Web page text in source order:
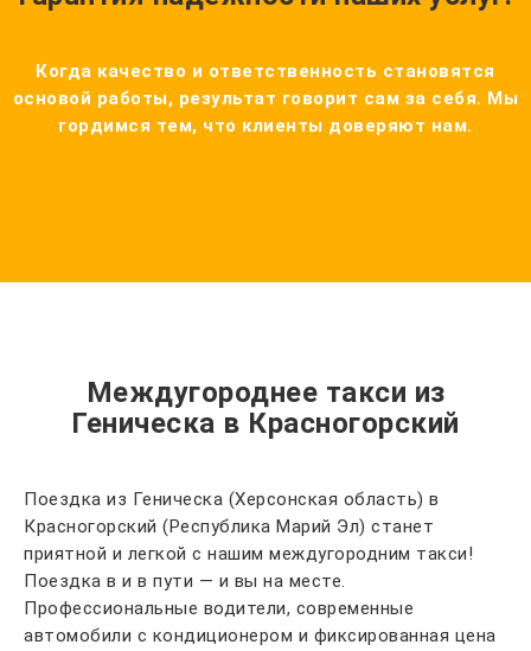
Когда качество и ответственность становятся
основой работы, результат говорит сам за себя. Мы
гордимся тем, что клиенты доверяют нам.
Междугороднее такси из
Геническа в Красногорский
Поездка из Геническа (Херсонская область) в
Красногорский (Республика Марий Эл) станет
приятной и легкой с нашим междугородним такси!
Поездка в и в пути — и вы на месте.
Профессиональные водители, современные
автомобили с кондиционером и фиксированная цена